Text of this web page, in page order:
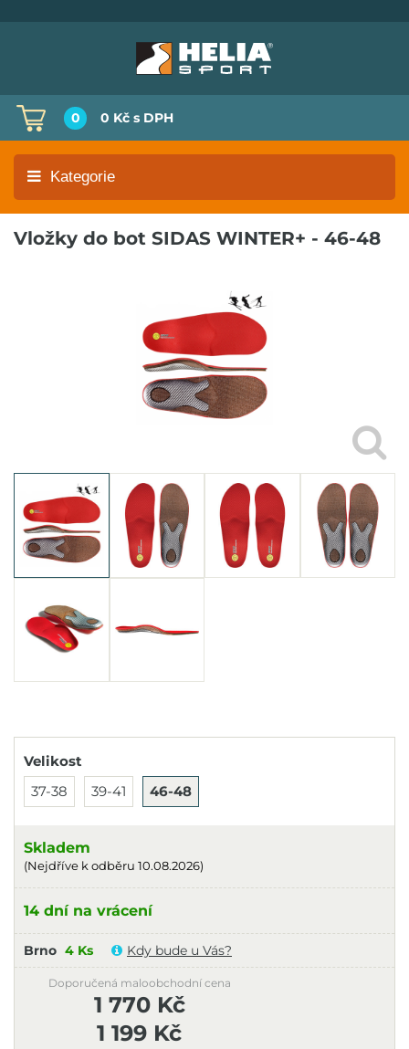
0 0 Kč s DPH
Kategorie
Vložky do bot SIDAS WINTER+ - 46-48
Velikost
37-38
39-41 46-48
Skladem
(Nejdříve k odběru 10.08.2026)
14 dní na vrácení
Brno 4 Ks Kdy bude u Vás?
1 199 Kč
Doporučená maloobchodní cena
1 770 Kč